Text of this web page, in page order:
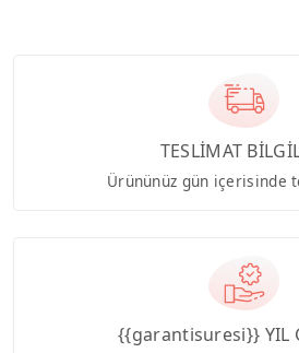
TESLİMAT
Ürününüz gün içerisinde
{{garantisuresi}} YIL